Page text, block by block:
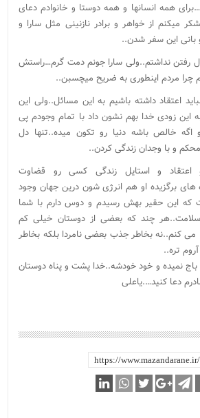
همه انسانها و همه دوستا و خانوادم دعای
میکنم از خواهر و برادر نازنینی مثل سارا و
بانی این سفر شدن..
رفتن نداشتم..ولی سارا جونم دمت گرم…راستش
چرا مردم اینطوری به ضریح میچسبن..
اعتقاد داشته باشیم به این مسائل..ولی این
این زودی خدا بهم نشون داد با تمام وجودم پی
اگه خالص باشه دنیا رو تکون میده..تنها دل
و با وجدان زندگی کردن..
اعتقاد و استایل زندگی کسی رو قضاوت
برگزیده او هم انرژی شون درین جهان وجود
که این حقیر بهش رسیدم و دوس دارم با شما
چند که بعضی از دوستان خیلی کم
می کنم..نه بخاطر جذب بعضی نامردا بلکه بخاطر
تره..
نمیده و خود خودشه..خدا پشت و پناه دوستان
دعا کنید….یاعلی